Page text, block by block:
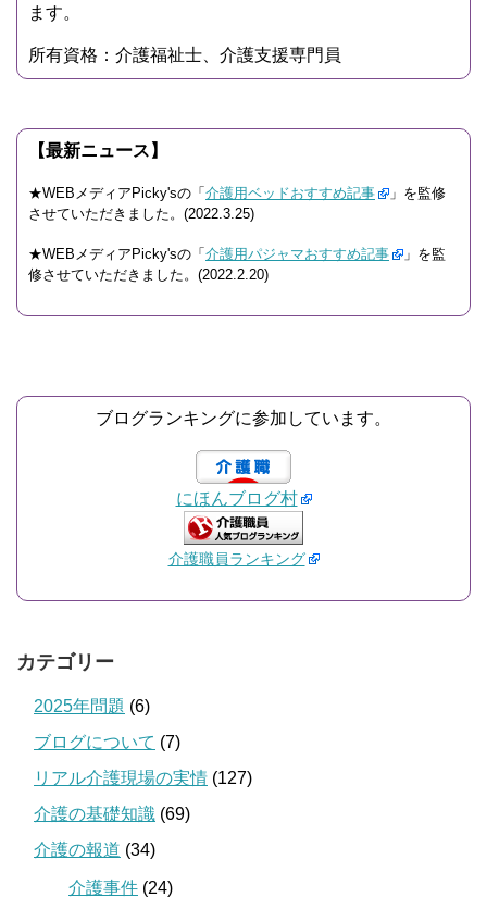
ます。
所有資格：介護福祉士、介護支援専門員
【最新ニュース】
★WEBメディアPicky'sの「 介護用ベッドおすすめ記事
」を監修
させていただきました。(2022.3.25)
★WEBメディアPicky'sの「 介護用パジャマおすすめ記事
」を監
修させていただきました。(2022.2.20)
ブログランキングに参加しています。
にほんブログ村
介護職員ランキング
カテゴリー
2025年問題 (6)
ブログについて (7)
リアル介護現場の実情 (127)
介護の基礎知識 (69)
介護の報道 (34)
介護事件 (24)